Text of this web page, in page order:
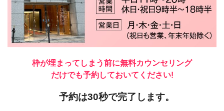
枠が埋まってしまう前に無料カウンセリング
だけでも予約しておいてください!
予約は30秒で完了します。